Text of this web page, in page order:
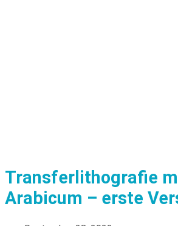
Transferlithografie
Arabicum – erste